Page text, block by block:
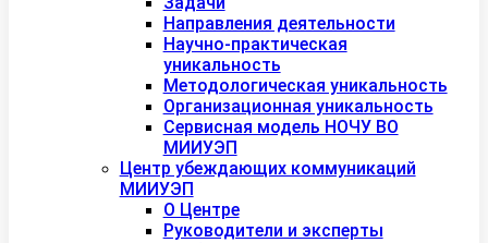
Направления деятельности
Научно-практическая
уникальность
Методологическая уникальность
Организационная уникальность
Сервисная модель НОЧУ ВО
МИИУЭП
Центр убеждающих коммуникаций
МИИУЭП
О Центре
Руководители и эксперты